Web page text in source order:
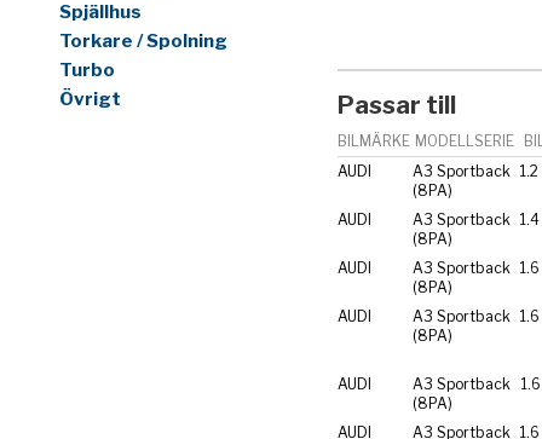
Spjällhus
Torkare / Spolning
Turbo
Övrigt
Passar till
BILMÄRKE MODELLSERIE
AUDI
A3 Sportback
(8PA)
AUDI
A3 Sportback
(8PA)
AUDI
A3 Sportback
(8PA)
1.6
AUDI
A3 Sportback
(8PA)
AUDI
A3 Sportback
(8PA)
AUDI
A3 Sportback